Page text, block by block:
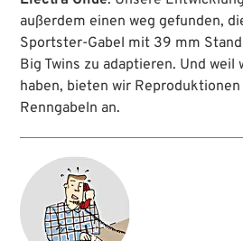
außerdem einen weg gefunden,
Sportster-Gabel mit 39 mm
Big Twins zu adaptieren. Und
haben, bieten wir
Renngabeln an.